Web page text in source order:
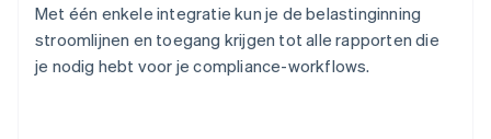
Met één enkele integratie kun je de belastinginning
stroomlijnen en toegang krijgen tot alle rapporten die
je nodig hebt voor je compliance-workflows.